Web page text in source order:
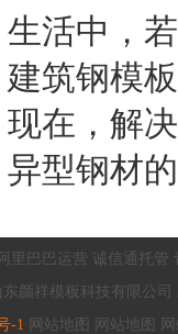
生活中，
建筑钢模
现在，解
异型钢材
阿里巴巴运营 诚信通托管
颜祥模板科技有限公司
-1 网站地图 网站地图